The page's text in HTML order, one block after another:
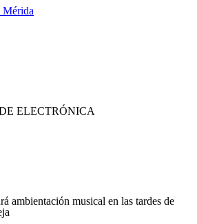
Mérida
ELECTRÓNICA
ambientación musical en las tardes de